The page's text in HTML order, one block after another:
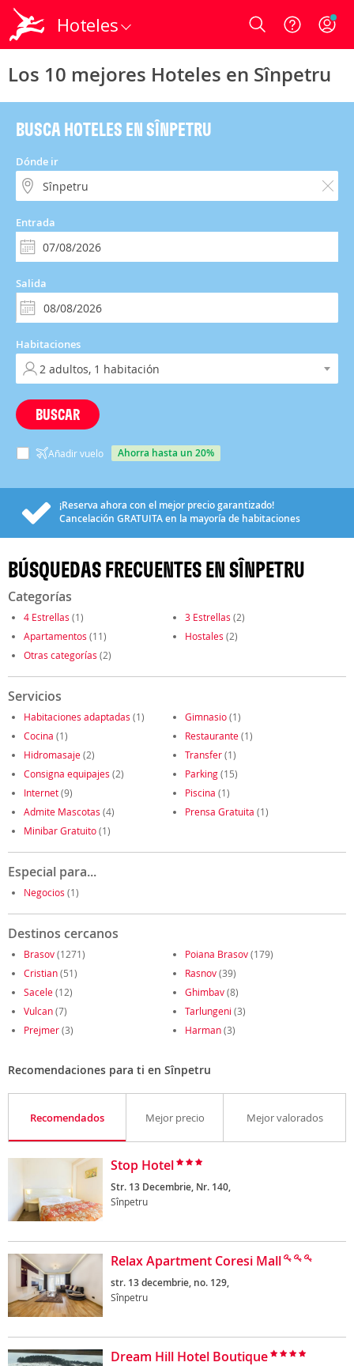
Hoteles Login
Los 10 mejores Hoteles en Sînpetru
BUSCA HOTELES EN SÎNPETRU
Dónde ir
Entrada
Salida
Habitaciones
BUSCAR
Añadir vuelo ahorra hasta un 20%
¡Reserva ahora con el mejor precio garantizado!
Cancelación GRATUITAen la mayoría de habitaciones
BÚSQUEDAS FRECUENTES EN SÎNPETRU
Categorías
4 Estrellas (1) 3 Estrellas (2)
Apartamentos (11) Hostales (2)
Otras categorías (2)
Servicios
Habitaciones adaptadas (1) Gimnasio(1)
Cocina (1) Restaurante(1)
Hidromasaje(2) Transfer(1)
Consigna equipajes (2) Parking(15)
Internet(9) Piscina (1)
Admite Mascotas (4) Prensa Gratuita (1)
Minibar Gratuito(1)
Especial para...
Negocios (1)
Destinos cercanos
Brasov(1271) Poiana Brasov(179)
Cristian(51) Rasnov(39)
Sacele(12) Ghimbav(8)
Vulcan(7) Tarlungeni (3)
Prejmer(3) Harman(3)
Recomendaciones para ti en Sînpetru
Recomendados Mejor precio Mejor valorados
Stop Hotel
Str. 13 Decembrie, Nr. 140,
Sînpetru
Relax Apartment Coresi Mall
str. 13 decembrie, no. 129,
Sînpetru
Dream Hill Hotel Boutique